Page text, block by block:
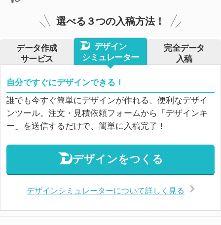
選べる３つの入稿方法！
データ作成
サービス
デザイン
シミュレーター
完全データ
入稿
自分ですぐにデザインできる！
誰でも今すぐ簡単にデザインが作れる、便利なデザイ
ンツール。注文・見積依頼フォームから「デザインキ
ー」を送信するだけで、簡単に入稿完了！
デザインをつくる
デザインシミュレーターについて詳しく見る